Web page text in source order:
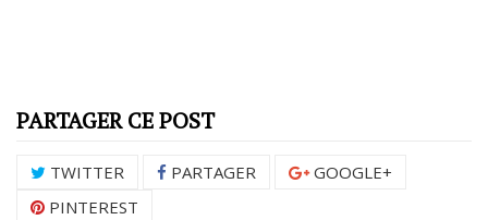
PARTAGER CE POST
TWITTER PARTAGER
GOOGLE+
PINTEREST